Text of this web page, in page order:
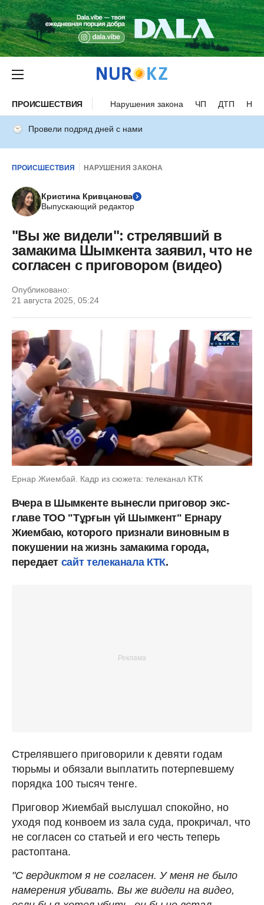
ПРОИСШЕСТВИЯ Нарушения закона ЧП ДТП
Провели подряд дней с нами
ПРОИСШЕСТВИЯ НАРУШЕНИЯ ЗАКОНА
Кристина Кривцанова
Выпускающий редактор
"Вы же видели": стрелявший в
замакима Шымкента заявил, что не
согласен с приговором (видео)
Опубликовано:
21 августа 2025, 05:24
Ернар Жиембай. Кадр из сюжета: телеканал КТК
Вчера в Шымкенте вынесли приговор экс-
главе ТОО "Тұрғын үй Шымкент" Ернару
Жиембаю, которого признали виновным в
покушении на жизнь замакима города,
передает сайт телеканала КТК.
Стрелявшего приговорили к девяти годам
тюрьмы и обязали выплатить потерпевшему
порядка 100 тысяч тенге.
Приговор Жиембай выслушал спокойно, но
уходя под конвоем из зала суда, прокричал, что
не согласен со статьей и его честь теперь
растоптана.
"С вердиктом я не согласен. У меня не было
намерения убивать. Вы же видели на видео,